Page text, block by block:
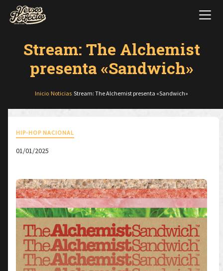
Stream: The Alchemist
presenta «Sandwich»
Inicio Noticias Stream: The Alchemist presenta «Sandwich»
HIP-HOP NACIONAL
01/01/2025